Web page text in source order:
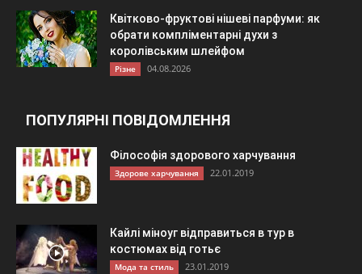
Квітково-фруктові нішеві парфуми: як
обрати компліментарні духи з
королівським шлейфом
Різне 04.08.2026
ПОПУЛЯРНІ ПОВІДОМЛЕННЯ
Філософія здорового харчування
Здорове харчування 22.01.2019
Кайлі міноуг відправиться в тур в
костюмах від готьє
Мода та стиль 23.01.2019